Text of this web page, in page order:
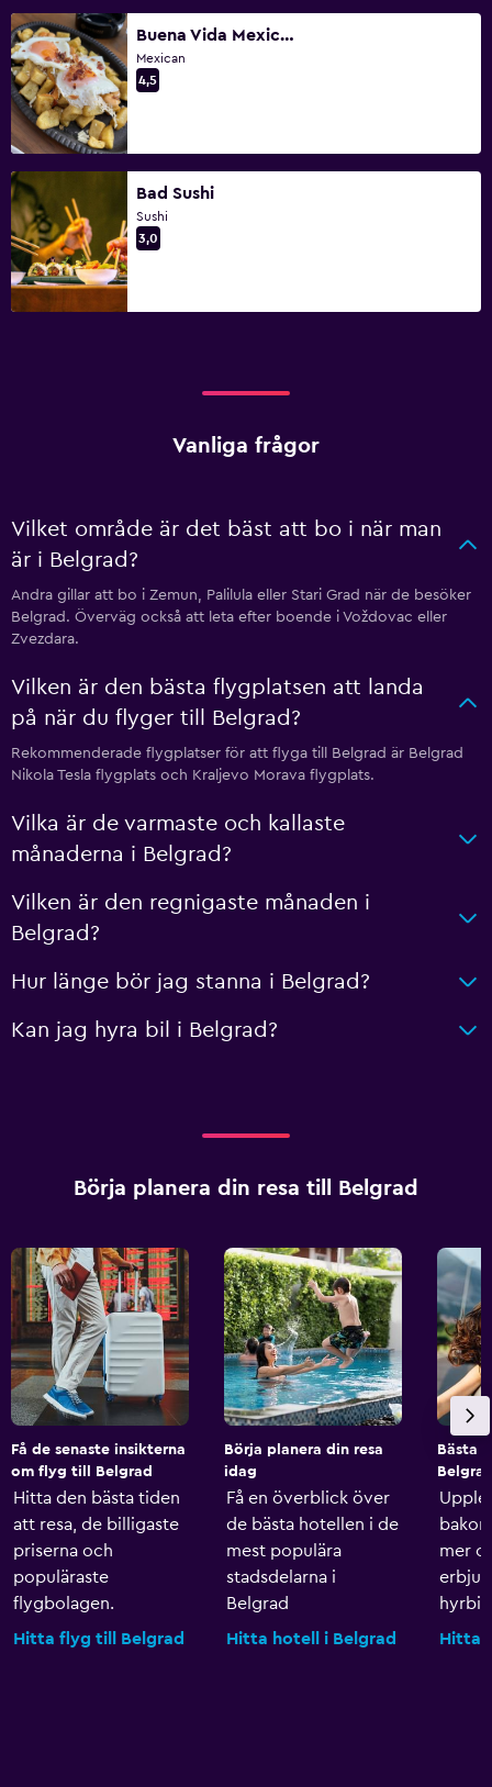
Buena Vida Mexican GastroBar
Mexican
4,5
Bad Sushi
Sushi
3,0
Vanliga frågor
Vilket område är det bäst att bo i när man
är i Belgrad?
Andra gillar att bo i Zemun, Palilula eller Stari Grad när de besöker
Belgrad. Överväg också att leta efter boende i Voždovac eller
Zvezdara.
Vilken är den bästa flygplatsen att landa
på när du flyger till Belgrad?
Rekommenderade flygplatser för att flyga till Belgrad är Belgrad
Nikola Tesla flygplats och Kraljevo Morava flygplats.
Vilka är de varmaste och kallaste
månaderna i Belgrad?
Vilken är den regnigaste månaden i
Belgrad?
Hur länge bör jag stanna i Belgrad?
Kan jag hyra bil i Belgrad?
Börja planera din resa till Belgrad
Få de senaste insikterna
om flyg till Belgrad
Hitta den bästa tiden
att resa, de billigaste
priserna och
populäraste
flygbolagen.
Hitta flyg till Belgrad
Börja planera din resa
idag
Få en överblick över
de bästa hotellen i de
mest populära
stadsdelarna i
Belgrad
Hitta hotell i Belgrad
Bästa
mer
Hitta